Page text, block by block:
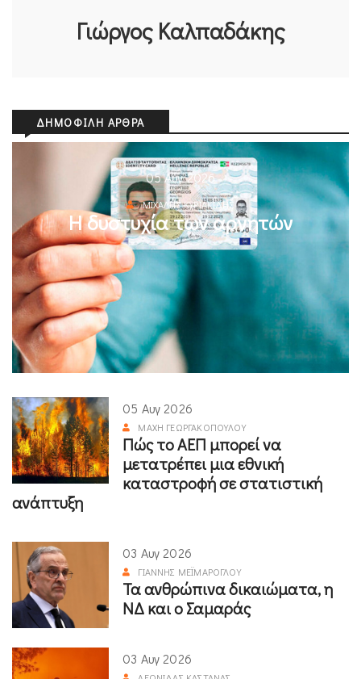
Γιώργος Καλπαδάκης
ΔΗΜΟΦΙΛΉ ΆΡΘΡΑ
05 Αυγ 2026
ΜΙΧΆΛΗΣ ΚΥΡΙΑΚΊΔΗΣ
Η δυστυχία των αρνητών
05 Αυγ 2026
ΜΆΧΗ ΓΕΩΡΓΑΚΟΠΟΎΛΟΥ
Πώς το ΑΕΠ μπορεί να
μετατρέπει μια εθνική
καταστροφή σε στατιστική
ανάπτυξη
03 Αυγ 2026
ΓΙΆΝΝΗΣ ΜΕΪΜΆΡΟΓΛΟΥ
Τα ανθρώπινα δικαιώματα, η
ΝΔ και ο Σαμαράς
03 Αυγ 2026